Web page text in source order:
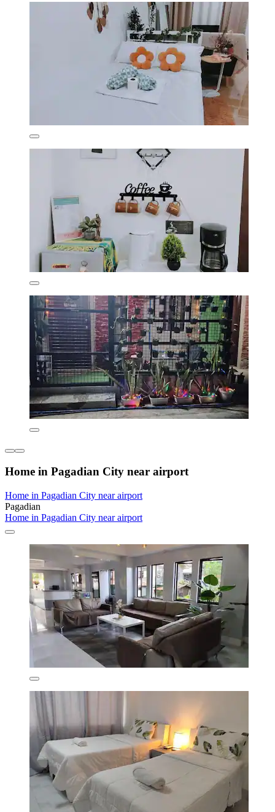
Home in Pagadian City near airport
Home in Pagadian City near airport
Pagadian
Home in Pagadian City near airport